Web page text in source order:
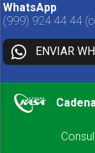
WhatsApp
(999) 924 44 44
ENVIAR